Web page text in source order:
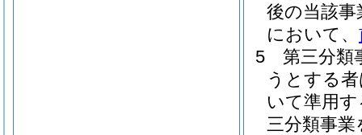
後の当該
において、
5
第三分類
うとする
いて準用
三分類事